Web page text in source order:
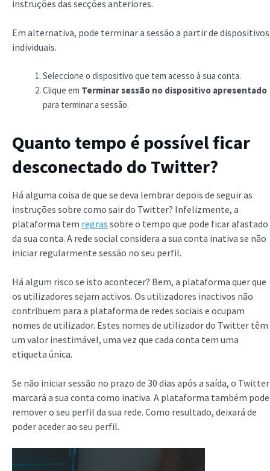
instruções das secções anteriores.
Em alternativa, pode terminar a sessão a partir de dispositivos
individuais.
Seleccione o dispositivo que tem acesso à sua conta.
Clique em Terminar sessão no dispositivo apresentado
para terminar a sessão.
Quanto tempo é possível ficar
desconectado do Twitter?
Há alguma coisa de que se deva lembrar depois de seguir as
instruções sobre como sair do Twitter? Infelizmente, a
plataforma tem regras sobre o tempo que pode ficar afastado
da sua conta. A rede social considera a sua conta inativa se não
iniciar regularmente sessão no seu perfil.
Há algum risco se isto acontecer? Bem, a plataforma quer que
os utilizadores sejam activos. Os utilizadores inactivos não
contribuem para a plataforma de redes sociais e ocupam
nomes de utilizador. Estes nomes de utilizador do Twitter têm
um valor inestimável, uma vez que cada conta tem uma
etiqueta única.
Se não iniciar sessão no prazo de 30 dias após a saída, o Twitter
marcará a sua conta como inativa. A plataforma também pode
remover o seu perfil da sua rede. Como resultado, deixará de
poder aceder ao seu perfil.